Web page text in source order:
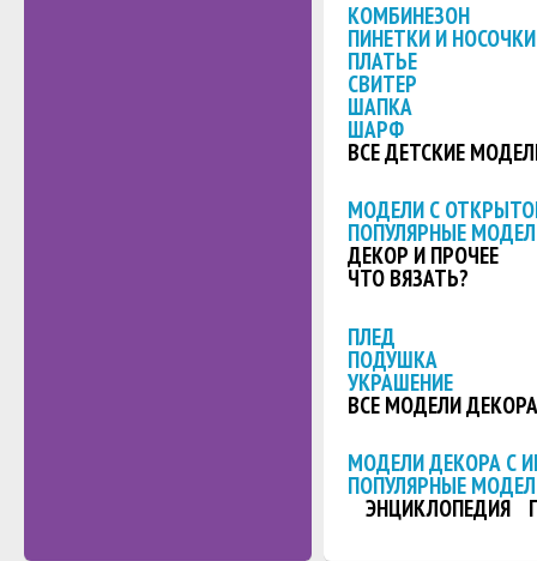
КОМБИНЕЗОН
ПИНЕТКИ И НОСОЧКИ
ПЛАТЬЕ
СВИТЕР
ШАПКА
ШАРФ
ВСЕ ДЕТСКИЕ
МОДЕЛИ С
ПОПУЛЯРНЫЕ
ДЕКОР И ПРОЧЕЕ
ЧТО ВЯЗАТЬ?
ПЛЕД
ПОДУШКА
УКРАШЕНИЕ
ВСЕ МОДЕЛИ ДЕКОРА
МОДЕЛИ ДЕКОРА С
ПОПУЛЯРНЫЕ
ЭНЦИКЛОПЕДИЯ